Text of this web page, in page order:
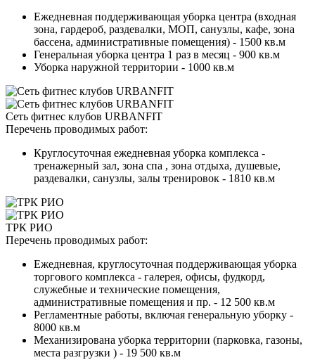
Ежедневная поддерживающая уборка центра (входная
зона, гардероб, раздевалки, МОП, санузлы, кафе, зона
бассена, административные помещения) - 1500 кв.м
Генеральная уборка центра 1 раз в месяц - 900 кв.м
Уборка наружной территории - 1000 кв.м
Сеть фитнес клубов URBANFIT
Перечень проводимых работ:
Круглосуточная ежедневная уборка комплекса -
тренажерный зал, зона спа , зона отдыха, душевые,
раздевалки, санузлы, залы тренировок - 1810 кв.м
ТРК РИО
Перечень проводимых работ:
Ежедневная, круглосуточная поддерживающая уборка
торгового комплекса - галерея, офисы, фудкорд,
служебные и технические помещения,
административные помещения и пр. - 12 500 кв.м
Регламентные работы, включая генеральную уборку -
8000 кв.м
Механизирована уборка территории (парковка, газоны,
места разгрузки ) - 19 500 кв.м